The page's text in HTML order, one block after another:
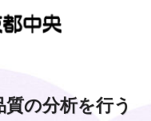
質の分析を行う